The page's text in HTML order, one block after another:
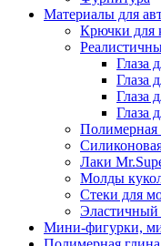
Материалы для
Крючки для
Глаза
Глаза
Глаза
Глаза
Полимерная
Лаки
Молды
Стеки для
Эластичный
Мини-фигурки,